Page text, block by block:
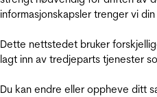
informasjonskapsler trenger vi
Dette nettstedet bruker
lagt inn av tredjeparts tjenester
Du kan endre eller oppheve ditt